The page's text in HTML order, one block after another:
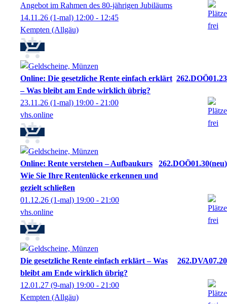
Angebot im Rahmen des 80-jährigen Jubiläums
14.11.26 (1-mal) 12:00 - 12:45
Kempten (Allgäu)
Online: Die gesetzliche Rente einfach erklärt
– Was bleibt am Ende wirklich übrig?
262.DOÖ01.23
23.11.26 (1-mal) 19:00 - 21:00
vhs.online
Online: Rente verstehen – Aufbaukurs
Wie Sie Ihre Rentenlücke erkennen und
gezielt schließen
262.DOÖ01.30 neu
01.12.26 (1-mal) 19:00 - 21:00
vhs.online
Die gesetzliche Rente einfach erklärt – Was
bleibt am Ende wirklich übrig?
262.DVA07.20
12.01.27 (9-mal) 19:00 - 21:00
Kempten (Allgäu)